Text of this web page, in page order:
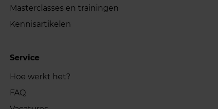
Masterclasses en trainingen
Kennisartikelen
Service
Hoe werkt het?
FAQ